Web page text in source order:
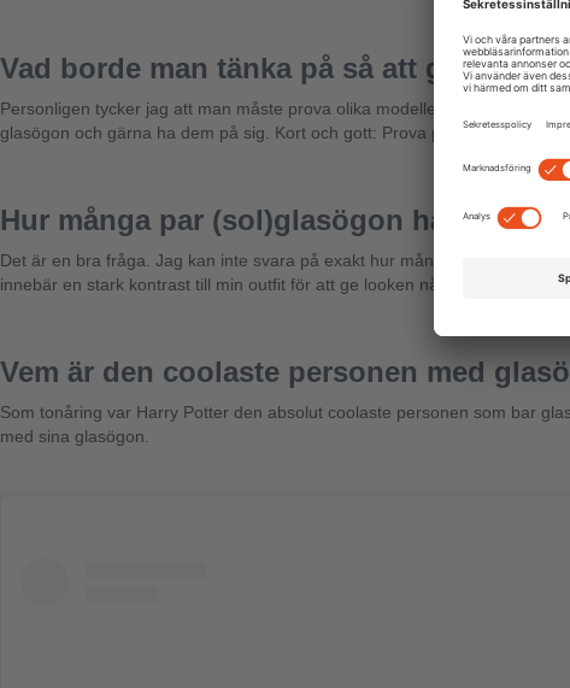
Vad borde man tänka på så att
Personligen tycker jag att man måste prova olika modeller tills man hittat
glasögon och gärna ha dem på sig. Kort och gott: Prova på helt enkelt!
Hur många par (sol)glasögon har du
Det är en bra fråga. Jag kan inte svara på exakt hur många par det är,
innebär en stark kontrast till min outfit för att ge looken något
Vem är den coolaste personen med
Som tonåring var Harry Potter den absolut coolaste personen som bar
med sina glasögon.